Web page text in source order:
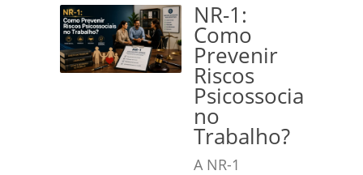
NR-1:
Como
Prevenir
Riscos
Psicossociais
no
Trabalho?
A NR-1